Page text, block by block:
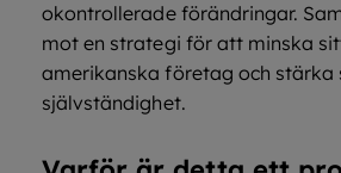
okontrollerade förändringar.
mot en strategi för att minska
amerikanska företag och stärka
självständighet.